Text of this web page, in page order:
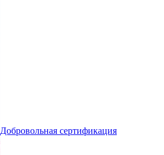
Добровольная сертификация